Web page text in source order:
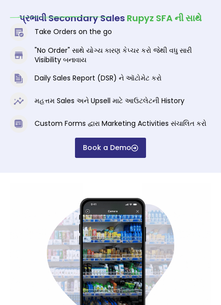
પ્રભાવી Secondary Sales Rupyz SFA ની સાથે
Take Orders on the go
"No Order" સાથે યોગ્ય કારણ કેપ્ચર કરો જેથી વધુ સારી
Visibility બનાવાય
Daily Sales Report (DSR) ને ઑટોમેટ કરો
મહત્તમ Sales અને Upsell માટે આઉટલેટની History
Custom Forms દ્વારા Marketing Activities સંચાલિત કરો
Book a Demo